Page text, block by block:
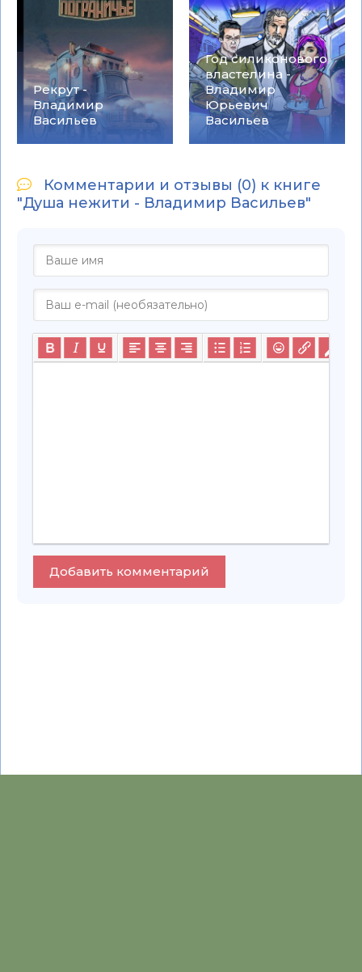
Рекрут -
Владимир
Васильев
Год силиконового
властелина -
Владимир
Юрьевич
Васильев
Комментарии и отзывы (0) к книге
"Душа нежити - Владимир Васильев"
Добавить комментарий